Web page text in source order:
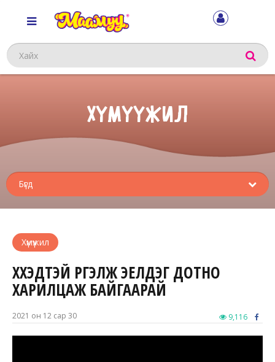
Хайх
ХҮМҮҮЖИЛ
Хүмүүжил
ХҮҮХЭДТЭЙ ҮРГЭЛЖ ЭЕЛДЭГ ДОТНО
ХАРИЛЦАЖ БАЙГААРАЙ
2021 он 12 сар 30 9,116